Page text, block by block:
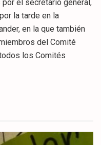
el secretario general,
la tarde en la
en la que también
del Comité
los Comités